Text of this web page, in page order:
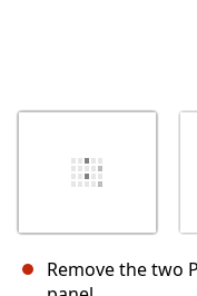
Remove the two